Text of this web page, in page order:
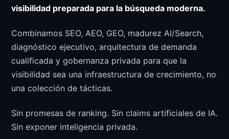
visibilidad preparada para la búsqueda moderna.
Combinamos SEO, AEO, GEO, madurez AI/Search,
diagnóstico ejecutivo, arquitectura de demanda
cualificada y gobernanza privada para que la
visibilidad sea una infraestructura de crecimiento, no
una colección de tácticas.
Sin promesas de ranking. Sin claims artificiales de IA.
Sin exponer inteligencia privada.